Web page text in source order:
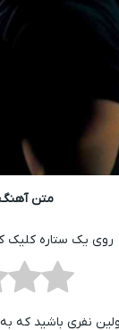
متن آهنگ
روی یک ستاره کلیک
نفری باشید که